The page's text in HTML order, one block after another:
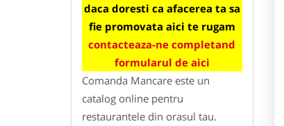
daca doresti ca afacerea ta sa
fie promovata aici te rugam
contacteaza-ne completand
formularul de aici
Comanda Mancare este un
catalog online pentru
restaurantele din orasul tau.